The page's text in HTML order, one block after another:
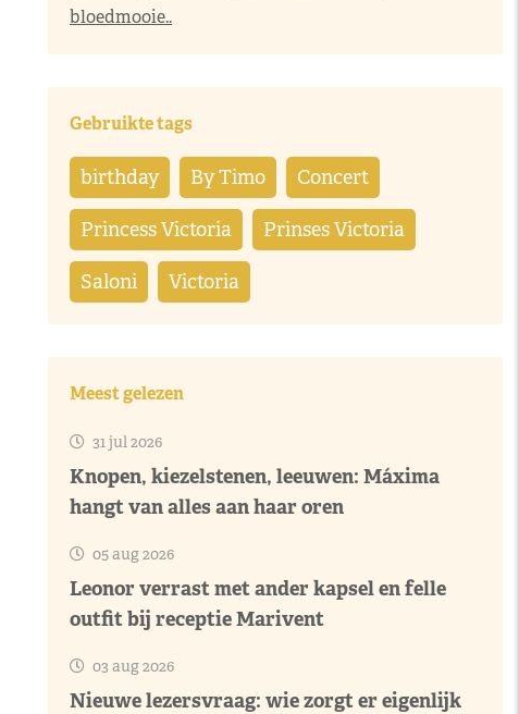
bloedmooie..
Gebruikte tags
birthday By Timo Concert
Princess Victoria Prinses Victoria
Saloni Victoria
Meest gelezen
31 jul 2026
Knopen, kiezelstenen, leeuwen: Máxima
hangt van alles aan haar oren
05 aug 2026
Leonor verrast met ander kapsel en felle
outfit bij receptie Marivent
03 aug 2026
Nieuwe lezersvraag: wie zorgt er eigenlijk